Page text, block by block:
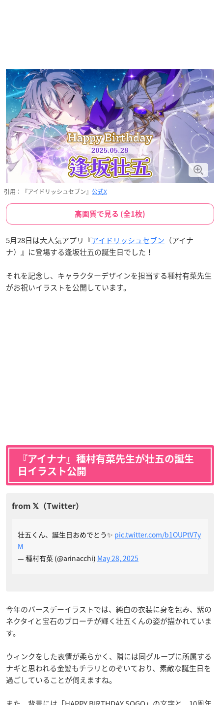
引用：『アイドリッシュセブン』 公式X
高画質で見る (全1枚)
5月28日は大人気アプリ『アイドリッシュセブン （アイナ
ナ）』に登場する逢坂壮五の誕生日でした！
それを記念し、キャラクターデザインを担当する種村有菜先生
がお祝いイラストを公開しています。
『アイナナ』種村有菜先生が壮五の誕生
日イラスト公開
壮五くん、誕生日おめでとう✨ pic.twitter.com/b1OUPtV7y
M
— 種村有菜 (@arinacchi) May 28, 2025
今年のバースデーイラストでは、純白の衣装に身を包み、紫の
ネクタイと宝石のブローチが輝く壮五くんの姿が描かれていま
す。
ウィンクをした表情が柔らかく、隣には同グループに所属する
ナギと思われる金髪もチラリとのぞいており、素敵な誕生日を
過ごしていることが伺えますね。